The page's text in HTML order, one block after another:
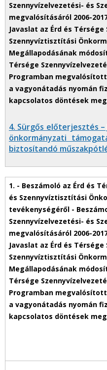
4. Sürgős előterjesztés –
önkormányzati
biztosítandó